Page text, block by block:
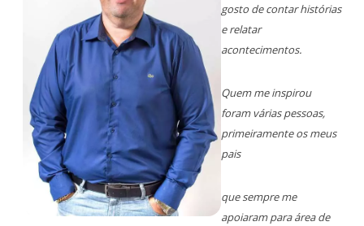
gosto de contar histórias
e relatar
acontecimentos.
Quem me inspirou
foram várias pessoas,
primeiramente os meus
pais
que sempre me
apoiaram para área de